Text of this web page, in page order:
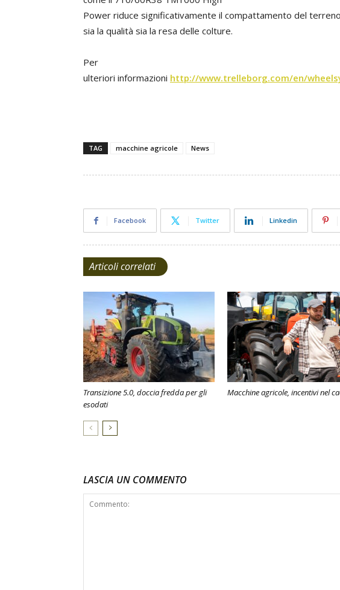
Power riduce significativamente il compattamento del
sia la qualità sia la resa delle colture.
Per
ulteriori informazioni http://www.trelleborg.com/en/
TAG macchine agricole News
Facebook Twitter Linkedin
Articoli correlati
Transizione 5.0, doccia fredda per gli
esodati
Macchine agricole, incentivi nel
LASCIA UN COMMENTO